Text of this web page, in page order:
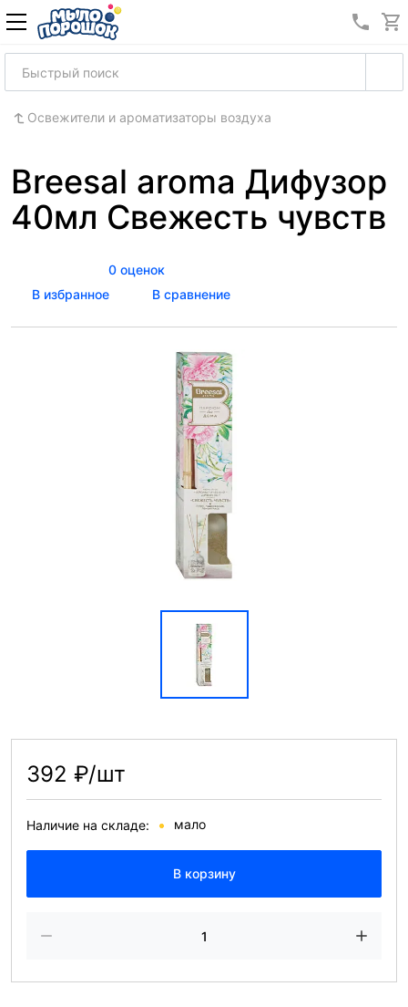
8
Освежители и ароматизаторы воздуха
Breesal aroma Дифузор
40мл Свежесть чувств
0 оценок
В избранное
В сравнение
392 ₽/шт
Наличие на складе: мало
В корзину